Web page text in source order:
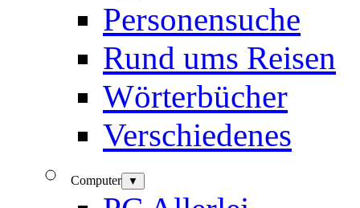
Personensuche
Rund ums Reisen
Wörterbücher
Verschiedenes
Computer ▼